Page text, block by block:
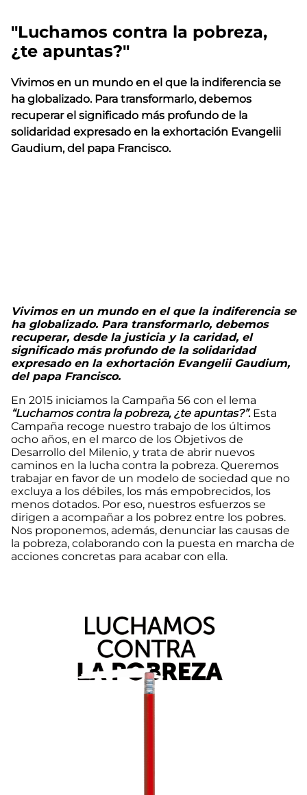
"Luchamos contra la pobreza,
¿te apuntas?"
Vivimos en un mundo en el que la indiferencia se
ha globalizado. Para transformarlo, debemos
recuperar el significado más profundo de la
solidaridad expresado en la exhortación Evangelii
Gaudium, del papa Francisco.
Vivimos en un mundo en el que la indiferencia se
ha globalizado. Para transformarlo, debemos
recuperar, desde la justicia y la caridad, el
significado más profundo de la solidaridad
expresado en la exhortación Evangelii Gaudium,
del papa Francisco.
En 2015 iniciamos la Campaña 56 con el lema
“Luchamos contra la pobreza, ¿te apuntas?”.Esta
Campaña recoge nuestro trabajo de los últimos
ocho años, en el marco de los Objetivos de
Desarrollo del Milenio, y trata de abrir nuevos
caminos en la lucha contra la pobreza. Queremos
trabajar en favor de un modelo de sociedad que no
excluya a los débiles, los más empobrecidos, los
menos dotados. Por eso, nuestros esfuerzos se
dirigen a acompañar a los pobrez entre los pobres.
Nos proponemos, además, denunciar las causas de
la pobreza, colaborando con la puesta en marcha de
acciones concretas para acabar con ella.